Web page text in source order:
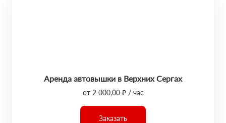
Аренда автовышки в Верхних Сергах
от 2 000,00 ₽ / час
Заказать